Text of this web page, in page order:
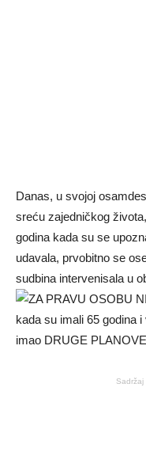
Danas, u svojoj
sreću zajedničkog
godina kada su se
udavala, prvobitno se
sudbina intervenisala u